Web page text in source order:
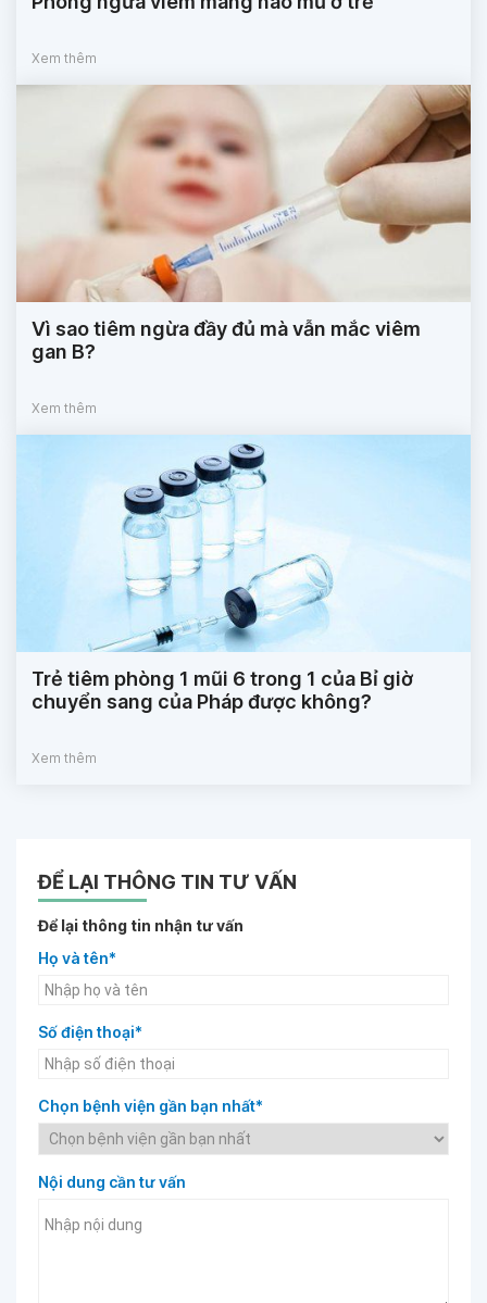
Xem thêm
Vì sao tiêm ngừa đầy đủ mà vẫn mắc viêm
gan B?
Xem thêm
Trẻ tiêm phòng 1 mũi 6 trong 1 của Bỉ giờ
chuyển sang của Pháp được không?
Xem thêm
ĐỂ LẠI THÔNG TIN TƯ VẤN
Để lại thông tin nhận tư vấn
Họ và tên*
Số điện thoại*
Chọn bệnh viện gần bạn nhất*
Nội dung cần tư vấn